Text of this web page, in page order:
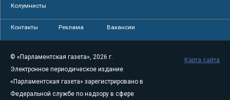
Колумнисты
Контакты Реклама Вакансии
© «Парламентская газета», 2026 г.
Электронное периодическое издание
«Парламентская газета» зарегистрировано в
Федеральной службе по надзору в сфере
Карта сайта